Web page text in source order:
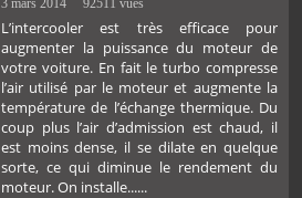
3 mars 2014 92511 vues
L’intercooler est très efficace pour
augmenter la puissance du moteur de
votre voiture. En fait le turbo compresse
l’air utilisé par le moteur et augmente la
température de l’échange thermique. Du
coup plus l’air d’admission est chaud, il
est moins dense, il se dilate en quelque
sorte, ce qui diminue le rendement du
moteur. On installe......